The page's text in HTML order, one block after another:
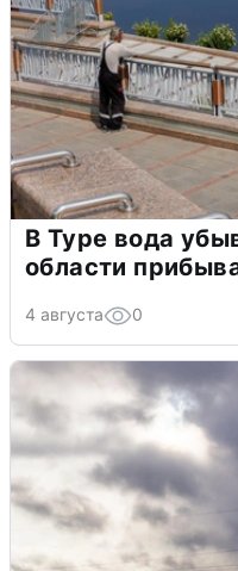
В Туре вода
области
4 августа 0